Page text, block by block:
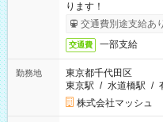
ります！
交通費別途支給あり
交通費 一部支給
勤務地
東京都千代田区
東京駅 / 水道橋駅 /
株式会社マッシュ